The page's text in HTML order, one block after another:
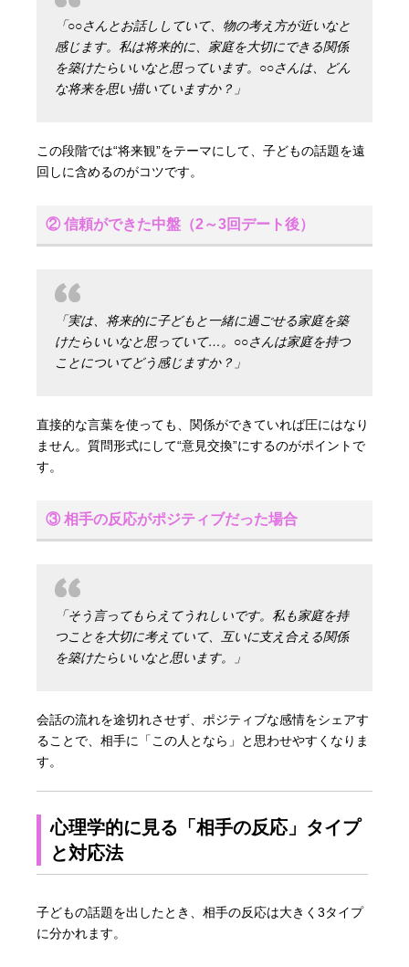
「○○さんとお話ししていて、物の考え方が近いなと
感じます。私は将来的に、家庭を大切にできる関係
を築けたらいいなと思っています。○○さんは、どん
な将来を思い描いていますか？」
この段階では“将来観”をテーマにして、子どもの話題を遠
回しに含めるのがコツです。
② 信頼ができた中盤（2～3回デート後）
「実は、将来的に子どもと一緒に過ごせる家庭を築
けたらいいなと思っていて…。○○さんは家庭を持つ
ことについてどう感じますか？」
直接的な言葉を使っても、関係ができていれば圧にはなり
ません。質問形式にして“意見交換”にするのがポイントで
す。
③ 相手の反応がポジティブだった場合
「そう言ってもらえてうれしいです。私も家庭を持
つことを大切に考えていて、互いに支え合える関係
を築けたらいいなと思います。」
会話の流れを途切れさせず、ポジティブな感情をシェアす
ることで、相手に「この人となら」と思わせやすくなりま
す。
心理学的に見る「相手の反応」タイプ
と対応法
子どもの話題を出したとき、相手の反応は大きく3タイプ
に分かれます。